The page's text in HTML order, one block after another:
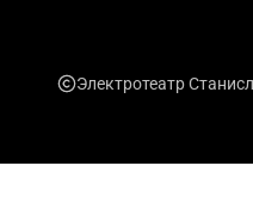
Электротеатр